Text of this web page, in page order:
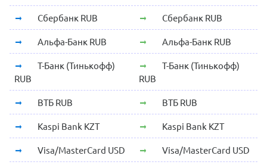
Сбербанк RUB Сбербанк RUB
Альфа-Банк RUB Альфа-Банк RUB
Т-Банк (Тинькофф)
RUB
Т-Банк (Тинькофф)
RUB
ВТБ RUB ВТБ RUB
Kaspi Bank KZT Kaspi Bank KZT
Visa/MasterCard USD Visa/MasterCard USD